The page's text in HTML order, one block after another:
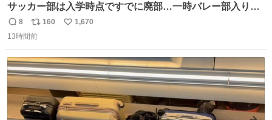
サッカー部は入学時点ですでに廃部…一時バレー部入りも
2人で復活させた伊勢原市立中沢中の柳川&宮口、合同チー
ムで歩んだ3年間の集大成で全国へ
学校サッカー大会 #全中 #ゲキサカ
返
信
8
リ
ポ
ト
数
160
い
数
1,670
13時間前